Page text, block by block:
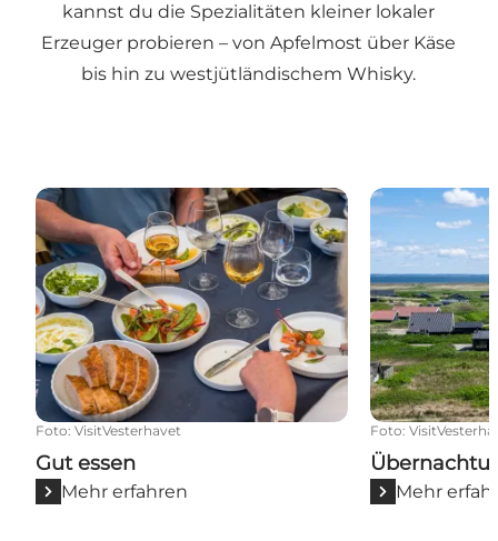
kannst du die Spezialitäten kleiner lokaler
Erzeuger probieren – vonApfelmost über Käse
bis hin zuwestjütländischem Whisky.
Gut essen
Foto: VisitVesterhavet
Gut essen
Mehr erfahren
Foto:
Mehr